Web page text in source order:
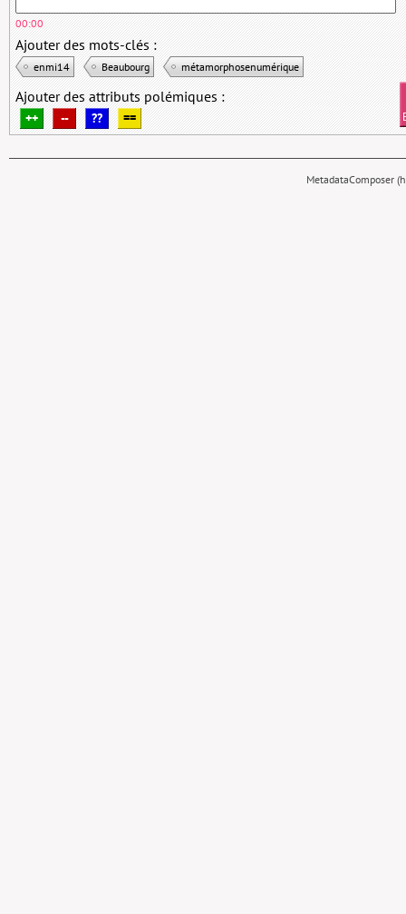
00:00
Ajouter des mots-clés :
enmi14 Beaubourg métamorphosenumérique
Ajouter des attributs polémiques :
++ -- ?? ==
MetadataComposer